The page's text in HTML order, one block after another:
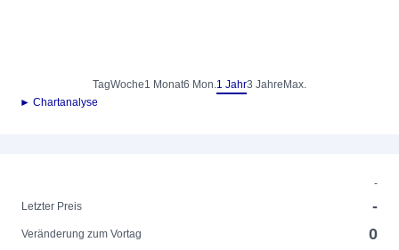
TagWoche1 Monat6 Mon.1 Jahr3 Jahre Max.
► Chartanalyse
-
Letzter Preis
-
Veränderung zum Vortag 0